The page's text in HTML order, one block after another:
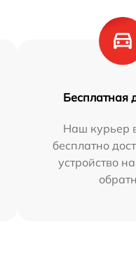
Бесплатная
Наш курьер
бесплатно
устройство